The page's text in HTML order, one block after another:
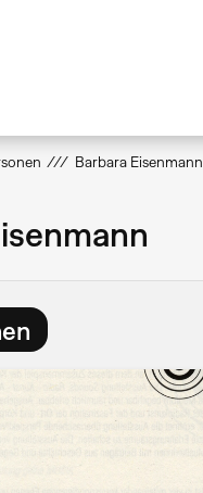
Barbara Eisenmann